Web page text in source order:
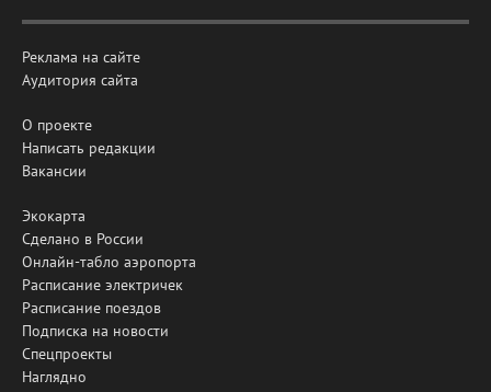
Реклама на сайте
Аудитория сайта
О проекте
Написать редакции
Вакансии
Экокарта
Сделано в России
Онлайн-табло аэропорта
Расписание электричек
Расписание поездов
Подписка на новости
Спецпроекты
Наглядно